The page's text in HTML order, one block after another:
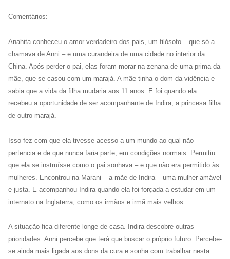
Comentários:
Anahita conheceu o amor verdadeiro dos pais, um filósofo – que só a
chamava de Anni – e uma curandeira de uma cidade no interior da
China. Após perder o pai, elas foram morar na zenana de uma prima da
mãe, que se casou com um marajá. A mãe tinha o dom da vidência e
sabia que a vida da filha mudaria aos 11 anos. E foi quando ela
recebeu a oportunidade de ser acompanhante de Indira, a princesa filha
de outro marajá.
Isso fez com que ela tivesse acesso a um mundo ao qual não
pertencia e de que nunca faria parte, em condições normais. Permitiu
que ela se instruísse como o pai sonhava – e que não era permitido às
mulheres. Encontrou na Marani – a mãe de Indira – uma mulher amável
e justa. E acompanhou Indira quando ela foi forçada a estudar em um
internato na Inglaterra, como os irmãos e irmã mais velhos.
A situação fica diferente longe de casa. Indira descobre outras
prioridades. Anni percebe que terá que buscar o próprio futuro. Percebe-
se ainda mais ligada aos dons da cura e sonha com trabalhar nesta